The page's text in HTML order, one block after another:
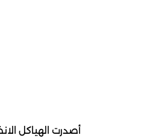
أصدرت الهياكل